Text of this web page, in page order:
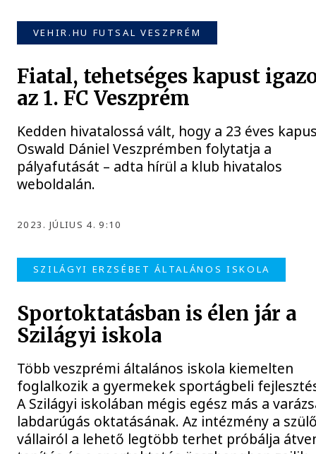
VEHIR.HU FUTSAL VESZPRÉM
Fiatal, tehetséges kapust
az 1. FC Veszprém
Kedden hivatalossá vált, hogy a 23 éves
Oswald Dániel Veszprémben folytatja a
pályafutását – adta hírül a klub hivatalos
weboldalán.
2023. JÚLIUS 4. 9:10
SZILÁGYI ERZSÉBET ÁLTALÁNOS ISKOLA
Sportoktatásban is élen jár a
Szilágyi iskola
Több veszprémi általános iskola kiemelten
foglalkozik a gyermekek sportágbeli
A Szilágyi iskolában mégis egész más a
labdarúgás oktatásának. Az intézmény a
vállairól a lehető legtöbb terhet próbálja